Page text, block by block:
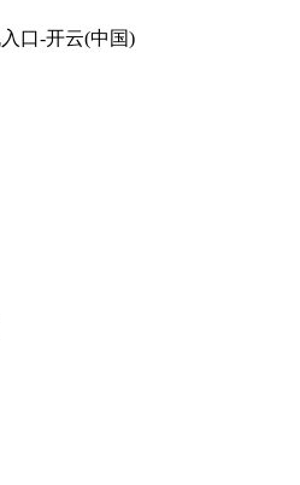
口-开云(中国)